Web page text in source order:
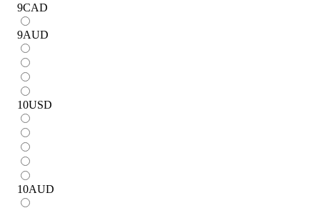
9CAD
9AUD
10USD
10AUD